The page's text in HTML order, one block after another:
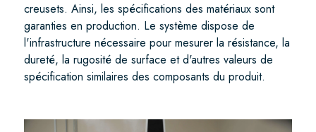
creusets. Ainsi, les spécifications des matériaux sont
garanties en production. Le système dispose de
l'infrastructure nécessaire pour mesurer la résistance, la
dureté, la rugosité de surface et d'autres valeurs de
spécification similaires des composants du produit.